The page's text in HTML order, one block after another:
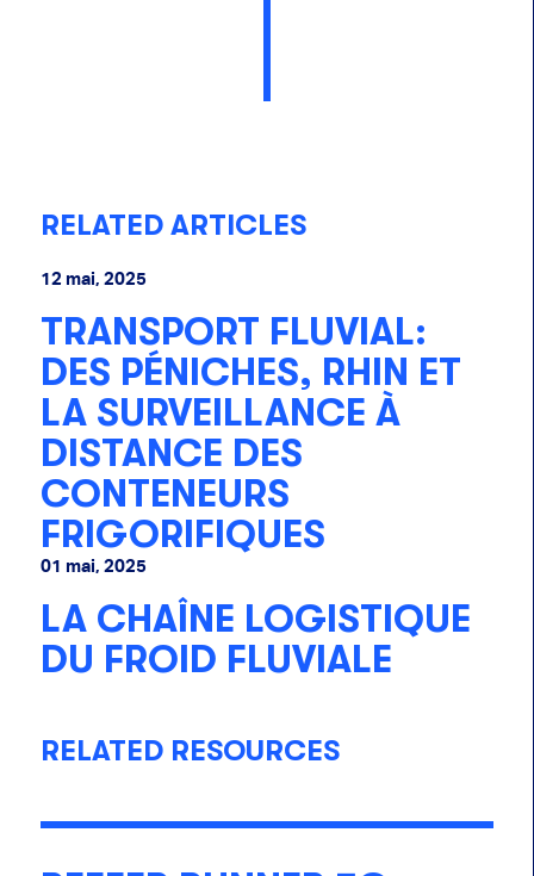
RELATED ARTICLES
12 mai, 2025
TRANSPORT FLUVIAL:
DES PÉNICHES, RHIN ET
LA SURVEILLANCE À
DISTANCE DES
CONTENEURS
FRIGORIFIQUES
01 mai, 2025
LA CHAÎNE LOGISTIQUE
DU FROID FLUVIALE
RELATED RESOURCES